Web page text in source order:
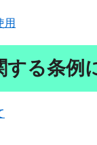
用
する条例